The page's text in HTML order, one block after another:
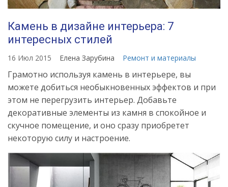
Камень в дизайне интерьера: 7
интересных стилей
16 Июл 2015 Елена Зарубина Ремонт и материалы
Грамотно используя камень в интерьере, вы
можете добиться необыкновенных эффектов и при
этом не перегрузить интерьер. Добавьте
декоративные элементы из камня в спокойное и
скучное помещение, и оно сразу приобретет
некоторую силу и настроение.